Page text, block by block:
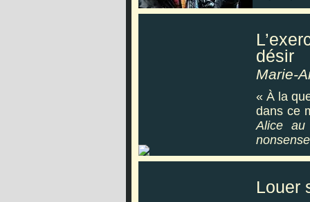
désir
Marie-
« À la
dans ce
Alice au
nonsense
Louer